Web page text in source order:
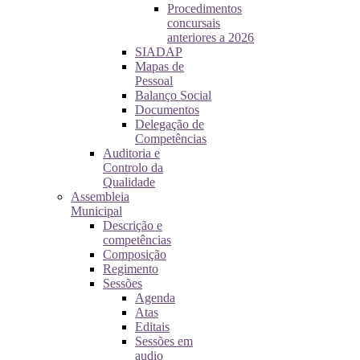
Procedimentos
concursais
anteriores a 2026
SIADAP
Mapas de
Pessoal
Balanço Social
Documentos
Delegação de
Competências
Auditoria e
Controlo da
Qualidade
Assembleia
Municipal
Descrição e
competências
Composição
Regimento
Sessões
Agenda
Atas
Editais
Sessões em
audio